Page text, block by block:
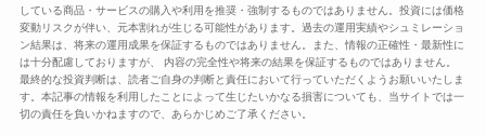
している商品・サービスの購入や利用を推奨・強制するものではありません。投資には価格
変動リスクが伴い、元本割れが生じる可能性があります。過去の運用実績やシュミレーショ
ン結果は、将来の運用成果を保証するものではありません。また、情報の正確性・最新性に
は十分配慮しておりますが、 内容の完全性や将来の結果を保証するものではありません。
最終的な投資判断は、読者ご自身の判断と責任において行っていただくようお願いいたしま
す。本記事の情報を利用したことによって生じたいかなる損害についても、当サイトでは一
切の責任を負いかねますので、あらかじめご了承ください。